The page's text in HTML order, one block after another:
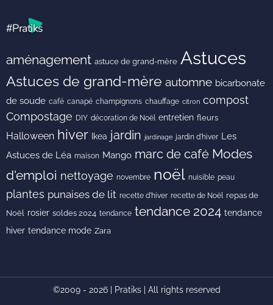
#Pratiks
aménagement astuce de grand-mère Astuces
Astuces de grand-mère automne bicarbonate
de soude café canapé champignons chauffage citron compost
Compostage DIY décoration de Noël entretien fleurs
Halloween hiver Ikea jardin jardinage jardin d'hiver Les
Astuces de Léa maison Mango marc de café Modes
d'emploi nettoyage novembre noël nuisible peau
plantes punaises de lit recette d'hiver recette de Noël repas de
Noël rosier soldes 2024 tendance tendance 2024 tendance
hiver tendance mode Zara
©2009 - 2026 | Pratiks | All rights reserved